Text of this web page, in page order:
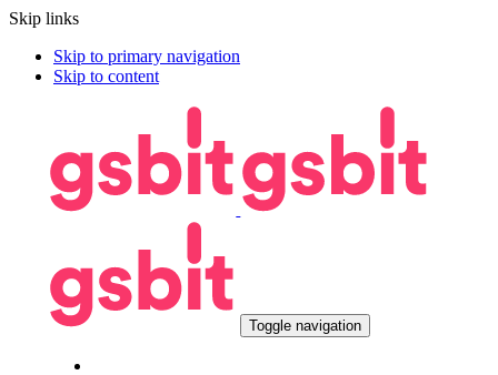
Skip links
Skip to primary navigation
Skip to content
Toggle navigation